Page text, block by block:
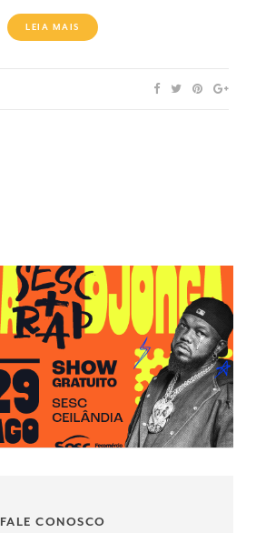
LEIA MAIS
FALE CONOSCO